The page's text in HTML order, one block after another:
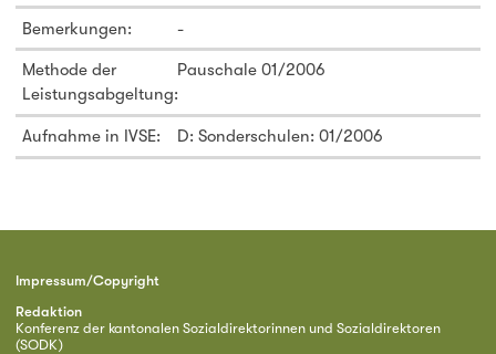
Bemerkungen: -
Methode der
Leistungsabgeltung:
Pauschale 01/2006
Aufnahme in IVSE: D: Sonderschulen: 01/2006
Impressum/Copyright
Redaktion
Konferenz der kantonalen Sozialdirektorinnen und Sozialdirektoren
(SODK)